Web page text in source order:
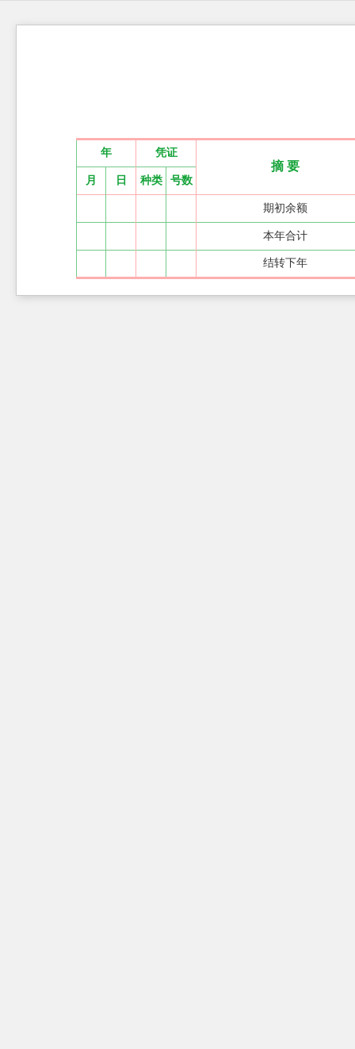
年 凭证
摘 要
月 日 种类 号数
期初余额
本年合计
结转下年